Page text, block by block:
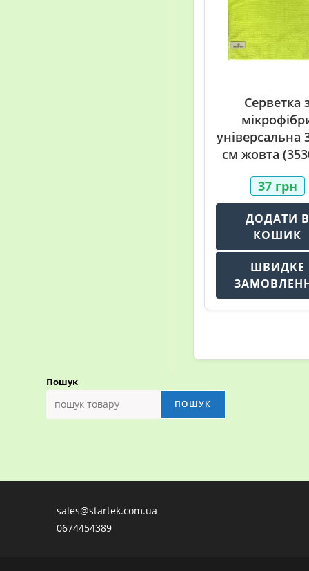
Серветка
універсальна
см жовта
37 грн
ДОДАТИ В
КОШИК
ШВИДКЕ
Пошук
ПОШУК
sales@startek.com.ua
0674454389